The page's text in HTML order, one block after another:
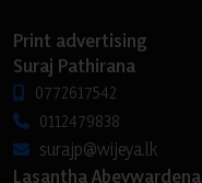
Print advertising
Suraj Pathirana
0772617542
0112479838
surajp@wijeya.lk
Lasantha Abeywardena